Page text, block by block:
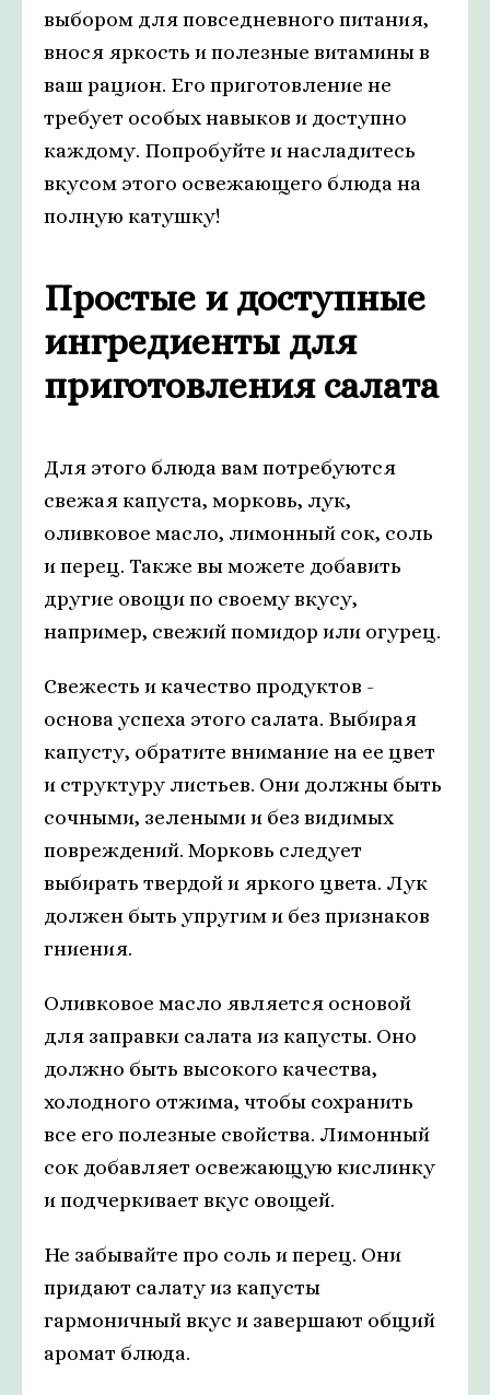
выбором для повседневного питания,
внося яркость и полезные витамины в
ваш рацион. Его приготовление не
требует особых навыков и доступно
каждому. Попробуйте и насладитесь
вкусом этого освежающего блюда на
полную катушку!
Простые и доступные
ингредиенты для
приготовления салата
Для этого блюда вам потребуются
свежая капуста, морковь, лук,
оливковое масло, лимонный сок, соль
и перец. Также вы можете добавить
другие овощи по своему вкусу,
например, свежий помидор или огурец.
Свежесть и качество продуктов -
основа успеха этого салата. Выбирая
капусту, обратите внимание на ее цвет
и структуру листьев. Они должны быть
сочными, зелеными и без видимых
повреждений. Морковь следует
выбирать твердой и яркого цвета. Лук
должен быть упругим и без признаков
гниения.
Оливковое масло является основой
для заправки салата из капусты. Оно
должно быть высокого качества,
холодного отжима, чтобы сохранить
все его полезные свойства. Лимонный
сок добавляет освежающую кислинку
и подчеркивает вкус овощей.
Не забывайте про соль и перец. Они
придают салату из капусты
гармоничный вкус и завершают общий
аромат блюда.